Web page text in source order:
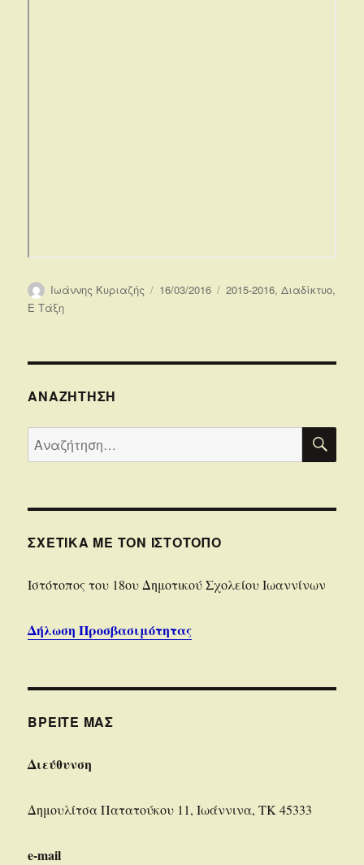
Συντάκτης
Ιωάννης Κυριαζής
Δημοσιεύτηκε
16/03/2016 Κατηγορίες
2015-2016,Διαδίκτυο,
Ε Τάξη
ΑΝΑΖΉΤΗΣΗ
Αναζήτηση
για:
ΣΧΕΤΙΚΆ ΜΕ ΤΟΝ ΙΣΤΌΤΟΠΟ
Iστότοπoς του 18ου Δημοτικού Σχολείου Ιωαννίνων
Δήλωση Προσβασιμότητας
ΒΡΕΊΤΕ ΜΑΣ
Διεύθυνση
Δημουλίτσα Πατατούκου 11, Ιωάννινα, ΤΚ 45333
e-mail